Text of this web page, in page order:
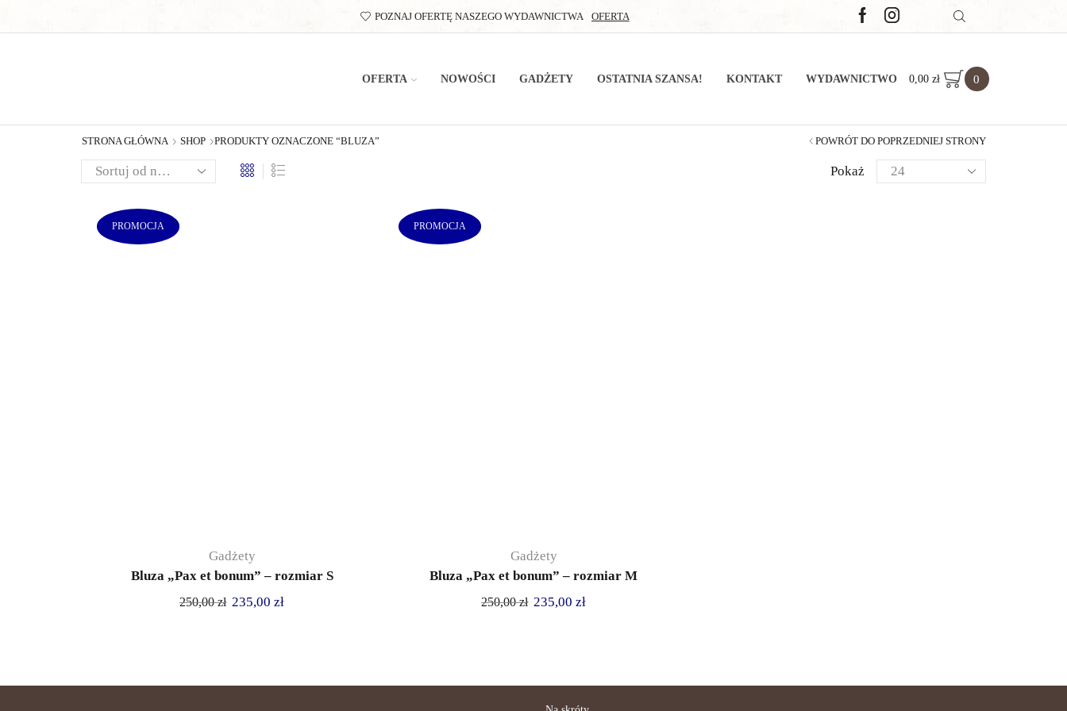
POZNAJ OFERTĘ NASZEGO WYDAWNICTWA OFERTA
OFERTA NOWOŚCI GADŻETY OSTATNIA SZANSA! KONTAKT WYDAWNICTWO 0,00zł 0
STRONA GŁÓWNA SHOP PRODUKTY OZNACZONE “BLUZA” POWRÓT DO POPRZEDNIEJ STRONY
Pokaż
PROMOCJA
Gadżety
Bluza „Pax et bonum” – rozmiar S
250,00zł 235,00 zł
PROMOCJA
Gadżety
Bluza „Pax et bonum” – rozmiar M
250,00zł 235,00 zł